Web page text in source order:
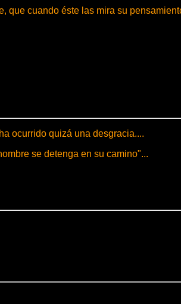
cuando éste las mira su
ocurrido quizá una desgracia....
se detenga en su camino"...